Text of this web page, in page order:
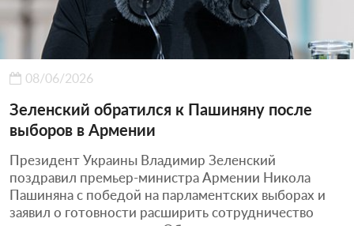
08/06/2026
Зеленский обратился к Пашиняну после
выборов в Армении
Президент Украины Владимир Зеленский
поздравил премьер-министра Армении Никола
Пашиняна с победой на парламентских выборах и
заявил о готовности расширить сотрудничество